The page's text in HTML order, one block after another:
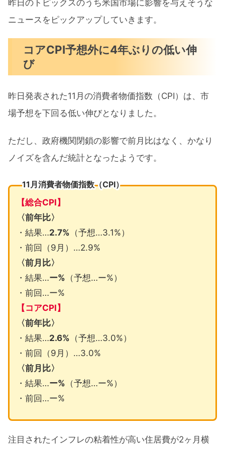
昨日のトピックスのうち米国市場に影響を与えそうな
ニュースをピックアップしていきます。
コアCPI予想外に4年ぶりの低い伸
び
昨日発表された11月の消費者物価指数（CPI）は、市
場予想を下回る低い伸びとなりました。
ただし、政府機関閉鎖の影響で前月比はなく、かなり
ノイズを含んだ統計となったようです。
11月消費者物価指数（CPI）
【総合CPI】
〈前年比〉
・結果…2.7% （予想…3.1%）
・前回（9月）…2.9%
〈前月比〉
・結果…ー% （予想…ー%）
・前回…ー%
【コアCPI】
〈前年比〉
・結果…2.6% （予想…3.0%）
・前回（9月）…3.0%
〈前月比〉
・結果…ー% （予想…ー%）
・前回…ー%
注目されたインフレの粘着性が高い住居費が2ヶ月横